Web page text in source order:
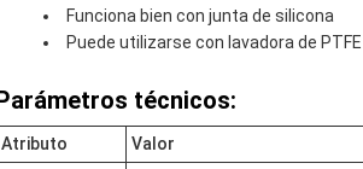
Funciona bien con junta de silicona
Puede utilizarse con lavadora de PTFE
técnicos:
Atributo Valor